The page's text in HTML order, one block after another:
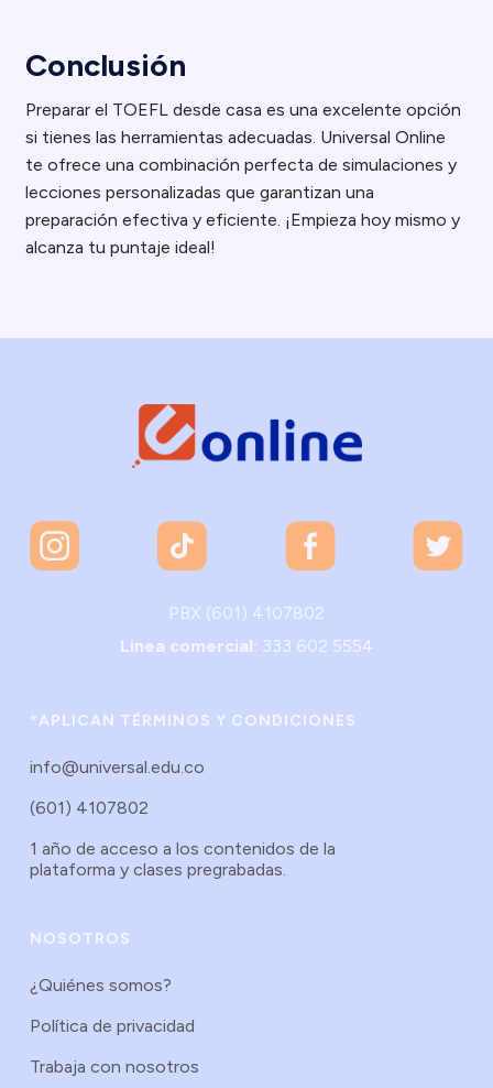
Conclusión
Preparar el TOEFL desde casa es una excelente opción
si tienes las herramientas adecuadas. Universal Online
te ofrece una combinación perfecta de simulaciones y
lecciones personalizadas que garantizan una
preparación efectiva y eficiente. ¡Empieza hoy mismo y
alcanza tu puntaje ideal!
PBX (601) 4107802
Linea comercial: 333 602 5554
*APLICAN TÉRMINOS Y CONDICIONES
info@universal.edu.co
(601) 4107802
1 año de acceso a los contenidos de la
plataforma y clases pregrabadas.
NOSOTROS
¿Quiénes somos?
Política de privacidad
Trabaja con nosotros